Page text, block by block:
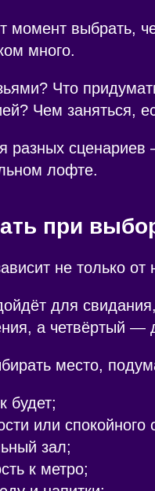
момент выбрать,
много.
Что
Чем заняться,
разных сценариев
лофте.
при
не только
для
а четвёртый —
место,
будет;
или спокойного
зал;
к метро;